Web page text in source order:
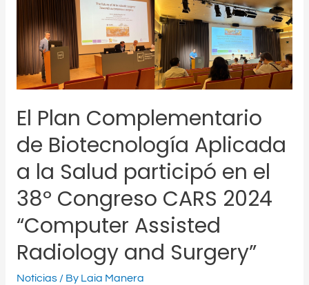
El Plan Complementario
de Biotecnología Aplicada
a la Salud participó en el
38º Congreso CARS 2024
“Computer Assisted
Radiology and Surgery”
Noticias/ By Laia Manera
Complementario
de
Biotecnología
Aplicada
a
la
Salud
participó
el
38º
Congreso
CARS
“Computer
Assisted